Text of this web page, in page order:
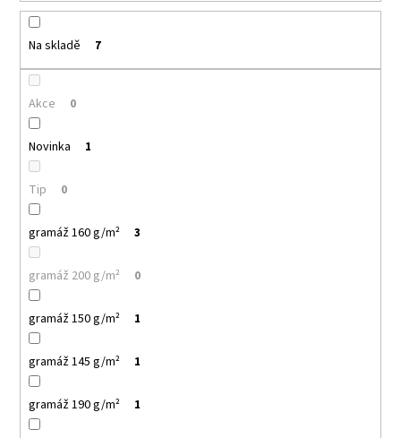
Na skladě 7
Akce 0
Novinka 1
Tip 0
gramáž 160 g/m² 3
gramáž 200 g/m² 0
gramáž 150 g/m² 1
gramáž 145 g/m² 1
gramáž 190 g/m² 1
í
D